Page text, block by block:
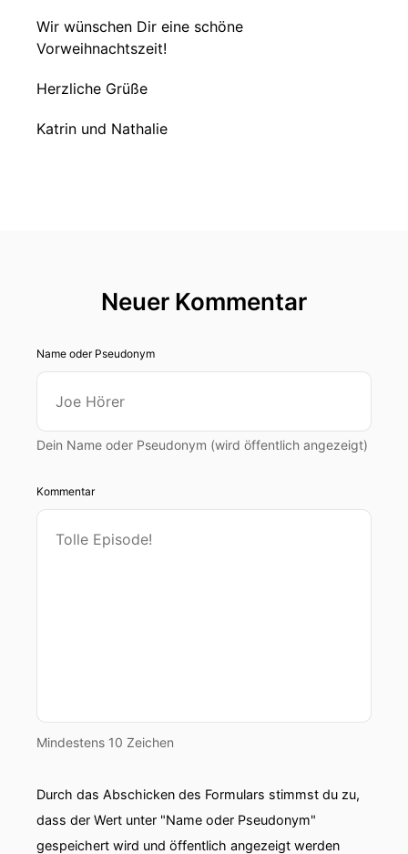
Wir wünschen Dir eine schöne
Vorweihnachtszeit!
Herzliche Grüße
Katrin und Nathalie
Neuer Kommentar
Name oder Pseudonym
Dein Name oder Pseudonym (wird öffentlich angezeigt)
Kommentar
Mindestens 10 Zeichen
Durch das Abschicken des Formulars stimmst du zu,
dass der Wert unter "Name oder Pseudonym"
gespeichert wird und öffentlich angezeigt werden